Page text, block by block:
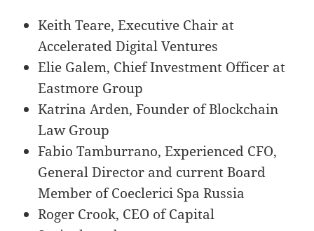
Keith Teare, Executive Chair at
Accelerated Digital Ventures
Elie Galem, Chief Investment Officer at
Eastmore Group
Katrina Arden, Founder of Blockchain
Law Group
Fabio Tamburrano, Experienced CFO,
General Director and current Board
Member of Coeclerici Spa Russia
Roger Crook, CEO of Capital